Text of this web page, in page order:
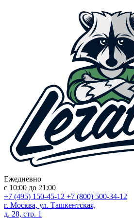
Ежедневно
с 10:00 до 21:00
+7 (495) 150-45-12 +7 (800) 500-34-12
г. Москва, ул. Ташкентская,
д. 28, стр. 1